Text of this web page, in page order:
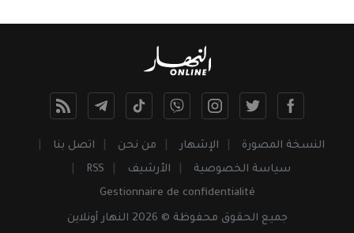
النسخة المصورة الإشهار من نحن
اتصل بنا
سياسة الخصوصية
الأرشيف
RSS
Gestionnaire de confidentialité
جميع الحقوق محفوظة © 2026 النهار أونلاين